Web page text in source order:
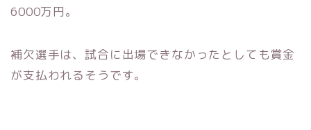
6000万円。
補欠選手は、試合に出場できなかったとしても賞金
が支払われるそうです。